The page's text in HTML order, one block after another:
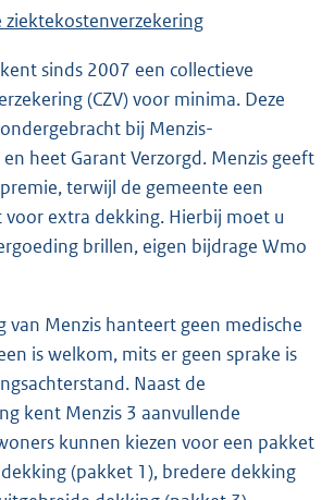
ziektekostenverzekering
sinds 2007 een collectieve
(CZV) voor minima. Deze
bij Menzis-
heet Garant Verzorgd. Menzis geeft
terwijl de gemeente een
voor extra dekking. Hierbij moet u
brillen, eigen bijdrage Wmo
van Menzis hanteert geen medische
is welkom, mits er geen sprake is
Naast de
kent Menzis 3 aanvullende
kunnen kiezen voor een pakket
(pakket 1), bredere dekking